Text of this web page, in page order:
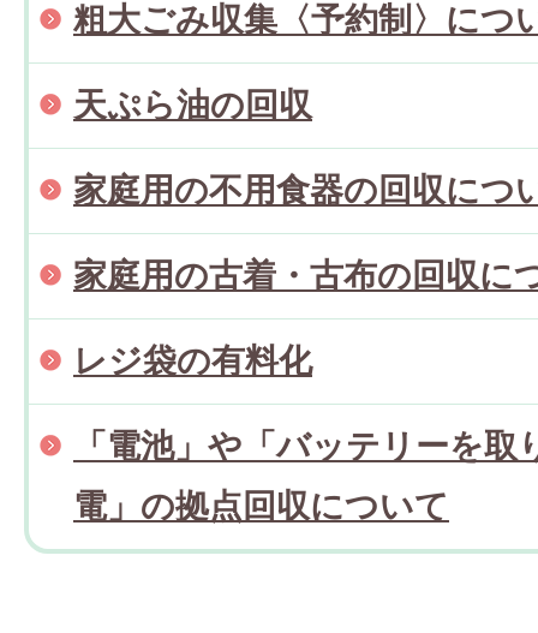
粗大ごみ収集〈予約制〉につ
天ぷら油の回収
家庭用の不用食器の回収につ
家庭用の古着・古布の回収に
レジ袋の有料化
「電池」や「バッテリーを取
電」の拠点回収について